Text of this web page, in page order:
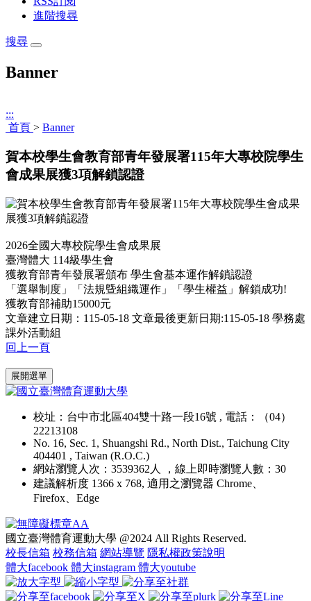
進階搜尋
搜尋
Banner
:::
首頁 > Banner
賀本校學生會教育部青年發展署115年大專校院學生
會成果展獲3項解鎖認證
2026全國大專校院學生會成果展
臺灣體大 114級學生會
獲教育部青年發展署頒布 學生會基本運作解鎖認證
「選舉制度」「法規曁組織運作」「學生權益」解鎖成功!
獲教育部補助15000元
文章建立日期：115-05-18 文章最後更新日期:115-05-18 學務處
課外活動組
回上一頁
展開選單
校址：台中市北區404雙十路一段16號 , 電話：（04）
22213108
No. 16, Sec. 1, Shuangshi Rd., North Dist., Taichung City
404401 , Taiwan (R.O.C.)
網站瀏覽人次：3539362人 ，線上即時瀏覽人數：30
建議解析度 1366 x 768, 適用之瀏覽器 Chrome、
Firefox、Edge
國立臺灣體育運動大學 @2024 All Rights Reserved.
校長信箱 校務信箱 網站導覽 隱私權政策說明
體大facebook 體大instagram 體大youtube